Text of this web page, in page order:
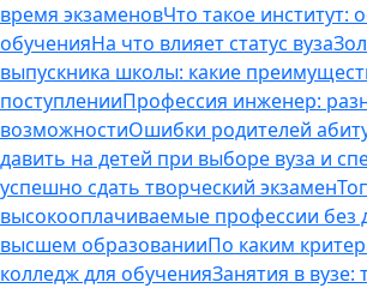
время экзаменовЧто такое институт:
обученияНа что влияет статус вуза
выпускника школы: какие
поступленииПрофессия инженер:
возможностиОшибки родителей
давить на детей при выборе вуза и
успешно сдать творческий экзамен
высокооплачиваемые профессии без
высшем образованииПо каким
колледж для обученияЗанятия в вузе: